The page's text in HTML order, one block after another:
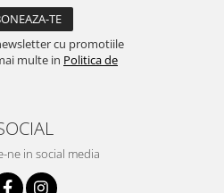
cu promotiile
multe in Politica de
ne in social media